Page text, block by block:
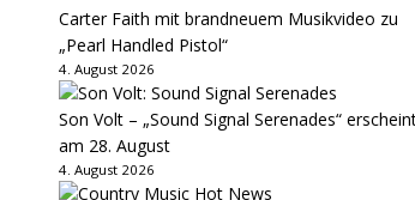
Carter Faith mit brandneuem Musikvideo zu
„Pearl Handled Pistol“
4. August 2026
Son Volt – „Sound Signal Serenades“
am 28. August
4. August 2026